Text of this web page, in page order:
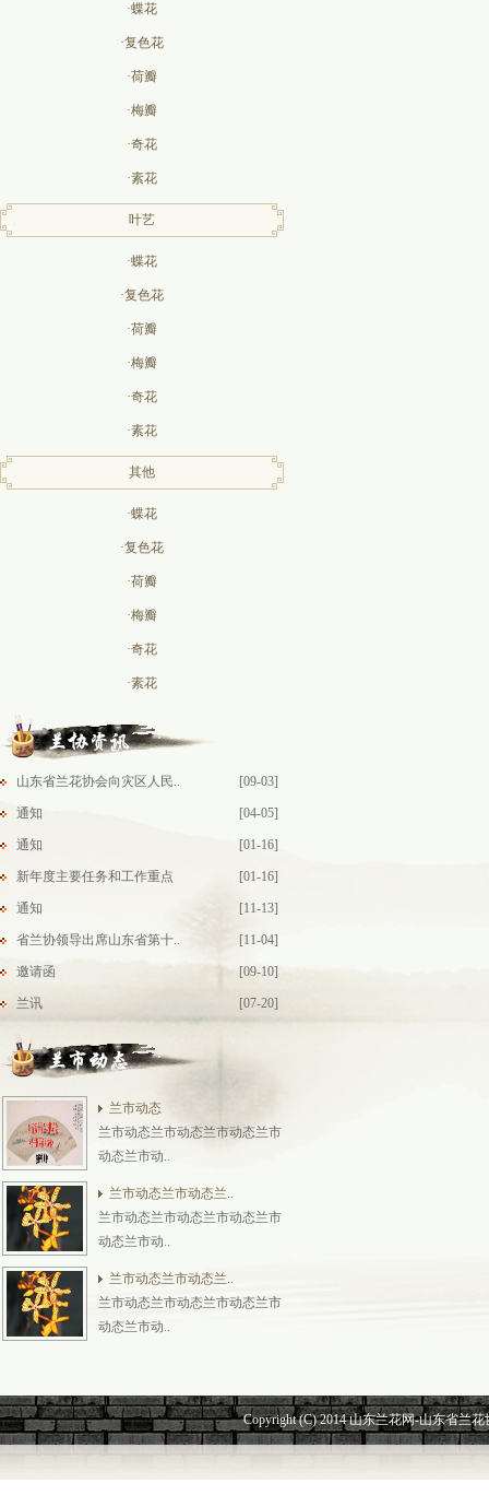
·蝶花
·复色花
·荷瓣
·梅瓣
·奇花
·素花
叶艺
·蝶花
·复色花
·荷瓣
·梅瓣
·奇花
·素花
其他
·蝶花
·复色花
·荷瓣
·梅瓣
·奇花
·素花
[09-03]
山东省兰花协会向灾区人民..
[04-05]
通知
[01-16]
通知
[01-16]
新年度主要任务和工作重点
[11-13]
通知
[11-04]
省兰协领导出席山东省第十..
[09-10]
邀请函
[07-20]
兰讯
兰市动态
兰市动态兰市动态兰市动态兰市
动态兰市动..
兰市动态兰市动态兰..
兰市动态兰市动态兰市动态兰市
动态兰市动..
兰市动态兰市动态兰..
兰市动态兰市动态兰市动态兰市
动态兰市动..
Copyright (C) 2014 山东兰花网-山东省兰